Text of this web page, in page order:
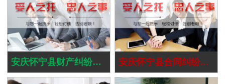
安庆怀宁县财产纠纷处理 安庆怀宁县合同纠纷处理